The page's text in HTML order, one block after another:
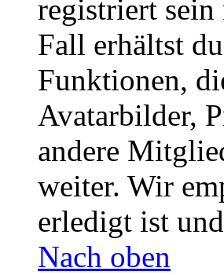
registriert sein
Fall erhältst
Funktionen,
Avatarbilder,
andere
weiter. Wir
erledigt ist
Nach oben